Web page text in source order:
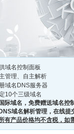
域名控制面板
管理、自主解析
域名DNS服务器
10个三级域名
际域名，免费赠送域名控
域名解析管理，在线提
有产品价格均不含税，如